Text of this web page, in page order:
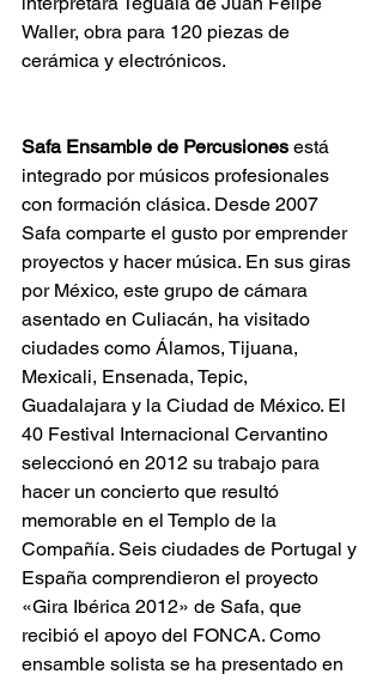
Waller, obra para 120 piezas de
cerámica y electrónicos.
Safa Ensamble de Percusiones está
integrado por músicos profesionales
con formación clásica. Desde 2007
Safa comparte el gusto por emprender
proyectos y hacer música. En sus giras
por México, este grupo de cámara
asentado en Culiacán, ha visitado
ciudades como Álamos, Tijuana,
Mexicali, Ensenada, Tepic,
Guadalajara y la Ciudad de México. El
40 Festival Internacional Cervantino
seleccionó en 2012 su trabajo para
hacer un concierto que resultó
memorable en el Templo de la
Compañía. Seis ciudades de Portugal y
España comprendieron el proyecto
«Gira Ibérica 2012» de Safa, que
recibió el apoyo del FONCA. Como
ensamble solista se ha presentado en